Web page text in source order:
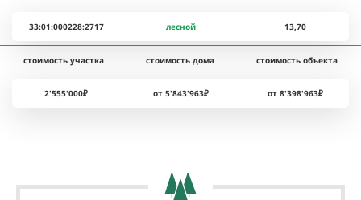
33:01:000228:2717 лесной 13,70
стоимость участка стоимость дома стоимость объекта
2'555'000₽ от 5'843'963₽ от 8'398'963₽